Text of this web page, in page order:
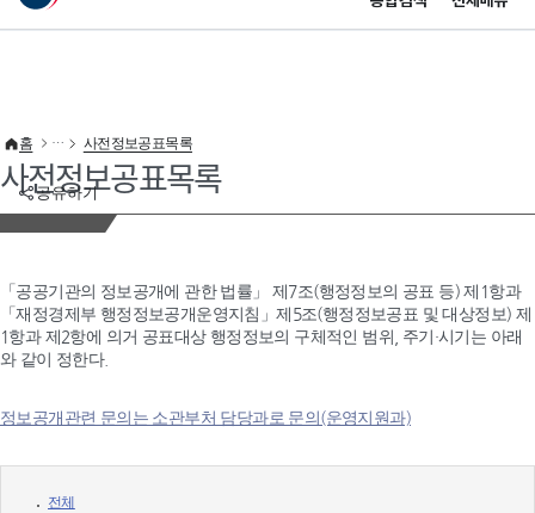
이 누리집은 대한민국 공식 전자정부 누리집입니다.
공유하기
홈 사전정보공표목록
사전정보공표목록
「공공기관의 정보공개에 관한 법률」 제7조(행정정보의 공표 등) 제1항과
「재정경제부 행정정보공개운영지침」제5조(행정정보공표 및 대상정보) 제
1항과 제2항에 의거 공표대상 행정정보의 구체적인 범위, 주기·시기는 아래
와 같이 정한다.
정보공개관련 문의는 소관부처 담당과로 문의(운영지원과)
전체